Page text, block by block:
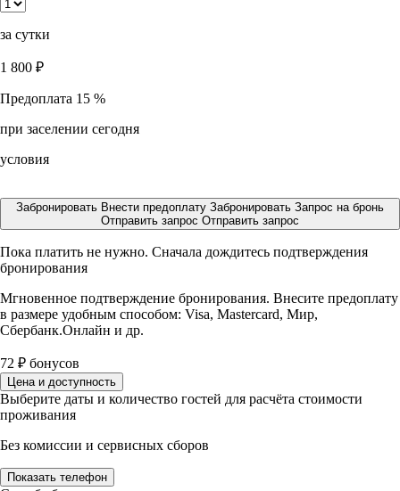
за сутки
1 800 ₽
Предоплата 15 %
при заселении сегодня
условия
Забронировать Внести предоплату Забронировать Запрос на бронь
Отправить запрос Отправить запрос
Пока платить не нужно. Сначала дождитесь подтверждения
бронирования
Мгновенное подтверждение бронирования. Внесите предоплату
в размере удобным способом: Visa, Mastercard, Мир,
Сбербанк.Онлайн и др.
72 ₽ бонусов
Цена и доступность
Выберите даты и количество гостей для расчёта стоимости
проживания
Без комиссии и сервисных сборов
Показать телефон